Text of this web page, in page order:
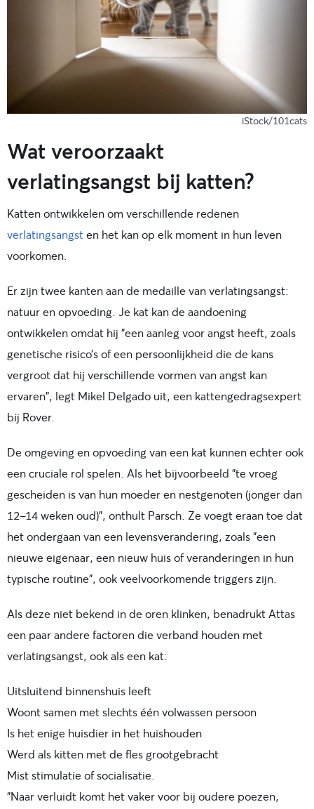
iStock/101cats
Wat veroorzaakt
verlatingsangst bij katten?
Katten ontwikkelen om verschillende redenen
verlatingsangsten het kan op elk moment in hun leven
voorkomen.
Er zijn twee kanten aan de medaille van verlatingsangst:
natuur en opvoeding. Je kat kan de aandoening
ontwikkelen omdat hij "een aanleg voor angst heeft, zoals
genetische risico’s of een persoonlijkheid die de kans
vergroot dat hij verschillende vormen van angst kan
ervaren", legt Mikel Delgado uit, een kattengedragsexpert
bij Rover.
De omgeving en opvoeding van een kat kunnen echter ook
een cruciale rol spelen. Als het bijvoorbeeld "te vroeg
gescheiden is van hun moeder en nestgenoten (jonger dan
12-14 weken oud)", onthult Parsch. Ze voegt eraan toe dat
het ondergaan van een levensverandering, zoals "een
nieuwe eigenaar, een nieuw huis of veranderingen in hun
typische routine", ook veelvoorkomende triggers zijn.
Als deze niet bekend in de oren klinken, benadrukt Attas
een paar andere factoren die verband houden met
verlatingsangst, ook als een kat:
Uitsluitend binnenshuis leeft
Woont samen met slechts één volwassen persoon
Is het enige huisdier in het huishouden
Werd als kitten met de fles grootgebracht
Mist stimulatie of socialisatie.
"Naar verluidt komt het vaker voor bij oudere poezen,